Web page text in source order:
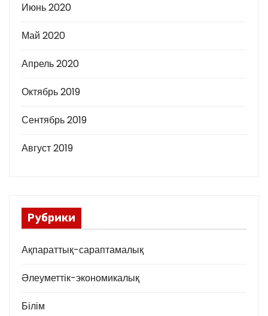
Июнь 2020
Май 2020
Апрель 2020
Октябрь 2019
Сентябрь 2019
Август 2019
Рубрики
Ақпараттық-сараптамалық
Әлеуметтік-экономикалық
Білім